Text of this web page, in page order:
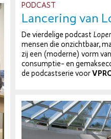
PODCAST
Lancering van
De vier­de­li­ge podcast
mensen die on­zicht­baar,
zij een (moderne) vorm
con­sump­tie- en
de pod­cast­se­rie voor